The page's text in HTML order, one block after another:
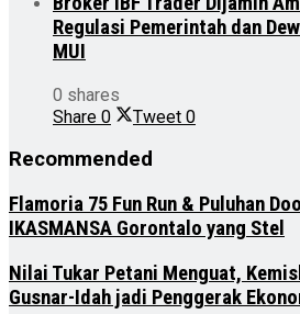
Regulasi Pemerintah dan
MUI
0 shares
Share 0 Tweet 0
Recommended
Flamoria 75 Fun Run & Puluhan
IKASMANSA Gorontalo yang Stel
Nilai Tukar Petani Menguat,
Gusnar-Idah jadi Penggerak